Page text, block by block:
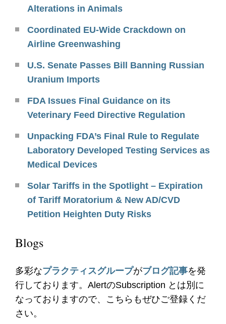
Alterations in Animals
Coordinated EU-Wide Crackdown on
Airline Greenwashing
U.S. Senate Passes Bill Banning Russian
Uranium Imports
FDA Issues Final Guidance on its
Veterinary Feed Directive Regulation
Unpacking FDA’s Final Rule to Regulate
Laboratory Developed Testing Services as
Medical Devices
Solar Tariffs in the Spotlight – Expiration
of Tariff Moratorium & New AD/CVD
Petition Heighten Duty Risks
Blogs
多彩なプラクティスグループがブログ記事を発
行しております。AlertのSubscription とは別に
なっておりますので、こちらもぜひご登録くだ
さい。